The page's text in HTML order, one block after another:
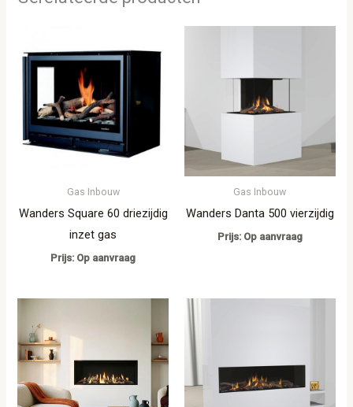
Gas Inbouw
Wanders Square 60 driezijdig
inzet gas
Prijs: Op aanvraag
Gas Inbouw
Wanders Danta 500 vierzijdig
Prijs: Op aanvraag